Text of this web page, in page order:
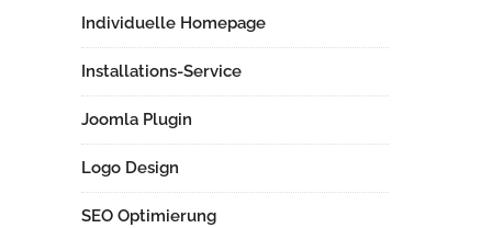
Individuelle Homepage
Installations-Service
Joomla Plugin
Logo Design
SEO Optimierung